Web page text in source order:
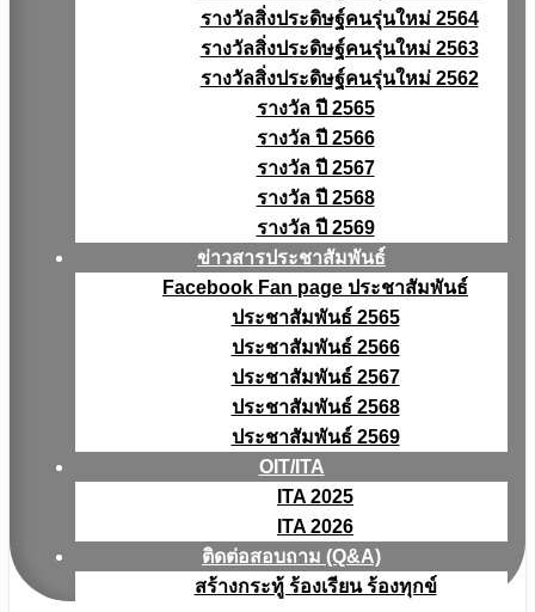
รางวัลสิ่งประดิษฐ์คนรุ่นใหม่ 2564
รางวัลสิ่งประดิษฐ์คนรุ่นใหม่ 2563
รางวัลสิ่งประดิษฐ์คนรุ่นใหม่ 2562
รางวัล ปี 2565
รางวัล ปี 2566
รางวัล ปี 2567
รางวัล ปี 2568
รางวัล ปี 2569
ข่าวสารประชาสัมพันธ์
Facebook Fan page ประชาสัมพันธ์
ประชาสัมพันธ์ 2565
ประชาสัมพันธ์ 2566
ประชาสัมพันธ์ 2567
ประชาสัมพันธ์ 2568
ประชาสัมพันธ์ 2569
OIT/ITA
ITA 2025
ITA 2026
ติดต่อสอบถาม (Q&A)
สร้างกระทู้ ร้องเรียน ร้องทุกข์